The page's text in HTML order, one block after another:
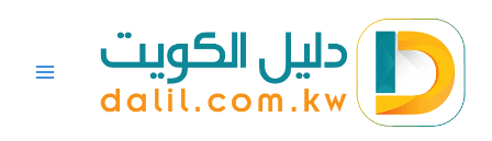
المحتوى